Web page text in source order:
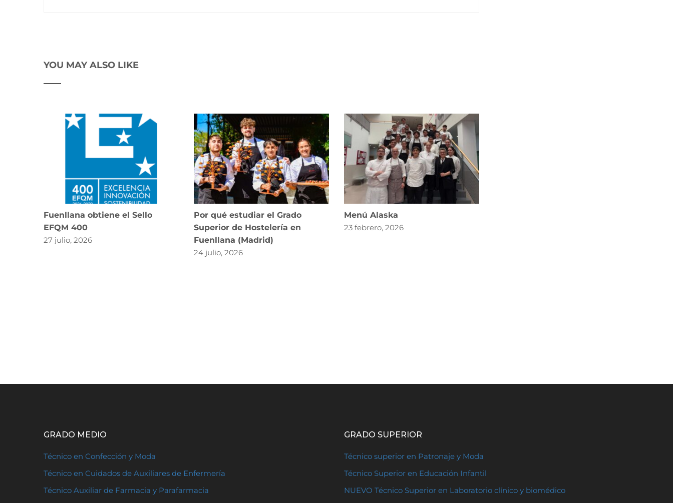
YOU MAY ALSO LIKE
Fuenllana obtiene el Sello
EFQM 400
27 julio, 2026
Por qué estudiar el Grado
Superior de Hostelería en
Fuenllana (Madrid)
24 julio, 2026
Menú Alaska
23 febrero, 2026
GRADO MEDIO
Técnico en Confección y Moda
Técnico en Cuidados de Auxiliares de Enfermería
Técnico Auxiliar de Farmacia y Parafarmacia
GRADO SUPERIOR
Técnico superior en Patronaje y Moda
Técnico Superior en Educación Infantil
NUEVO Técnico Superior en Laboratorio clínico y biomédico